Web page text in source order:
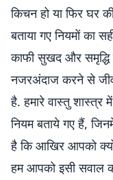
किचन हो या फिर घर
बताया गए नियमों का
काफी सुखद और समृद्धि
नजरअंदाज करने से
है. हमारे वास्तु
नियम बताये गए हैं,
है कि आखिर आपको
हम आपको इसी सवाल